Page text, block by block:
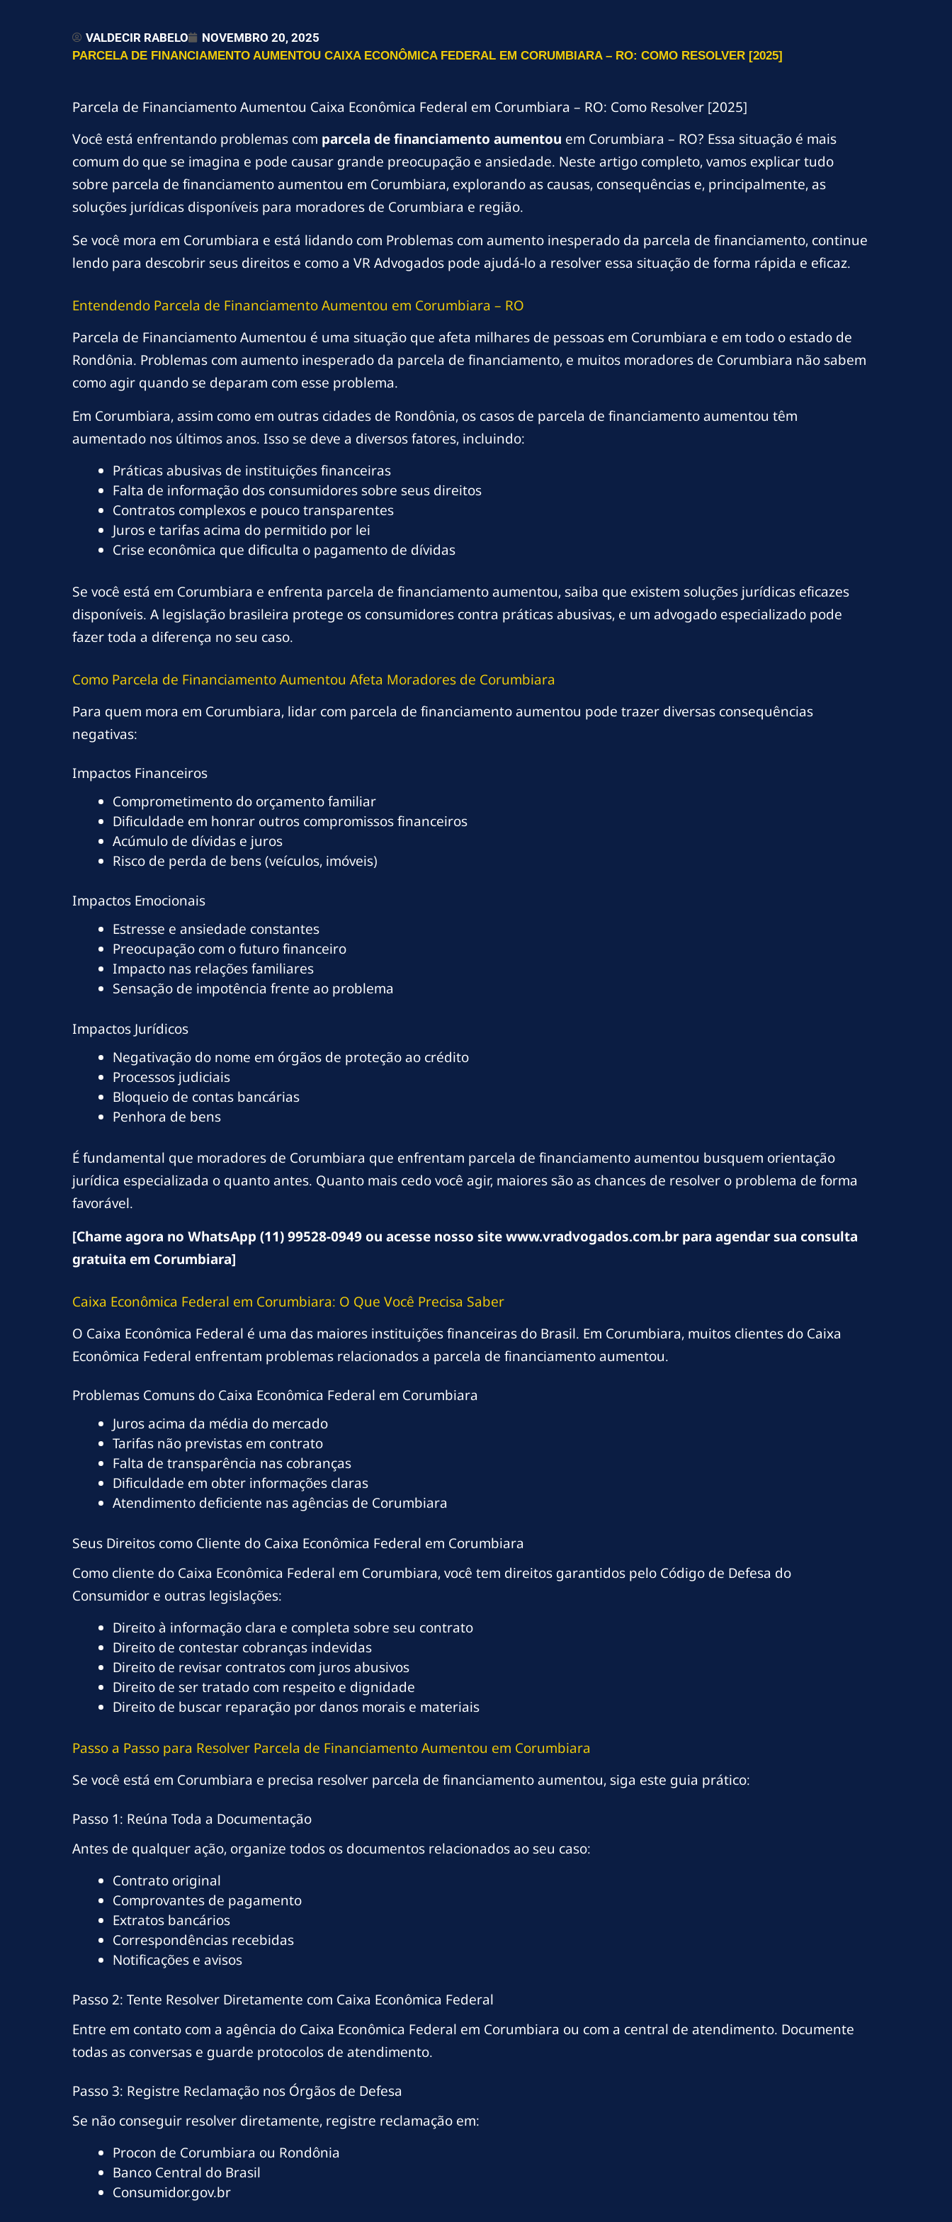
VALDECIR RABELO NOVEMBRO 20, 2025
PARCELA DE FINANCIAMENTO AUMENTOU CAIXA ECONÔMICA FEDERAL EM CORUMBIARA – RO: COMO RESOLVER [2025]
Parcela de Financiamento Aumentou Caixa Econômica Federal em Corumbiara – RO: Como Resolver [2025]
Você está enfrentando problemas com parcela de financiamento aumentou em Corumbiara – RO? Essa situação é mais
comum do que se imagina e pode causar grande preocupação e ansiedade. Neste artigo completo, vamos explicar tudo
sobre parcela de financiamento aumentou em Corumbiara, explorando as causas, consequências e, principalmente, as
soluções jurídicas disponíveis para moradores de Corumbiara e região.
Se você mora em Corumbiara e está lidando com Problemas com aumento inesperado da parcela de financiamento, continue
lendo para descobrir seus direitos e como a VR Advogados pode ajudá-lo a resolver essa situação de forma rápida e eficaz.
Entendendo Parcela de Financiamento Aumentou em Corumbiara – RO
Parcela de Financiamento Aumentou é uma situação que afeta milhares de pessoas em Corumbiara e em todo o estado de
Rondônia. Problemas com aumento inesperado da parcela de financiamento, e muitos moradores de Corumbiara não sabem
como agir quando se deparam com esse problema.
Em Corumbiara, assim como em outras cidades de Rondônia, os casos de parcela de financiamento aumentou têm
aumentado nos últimos anos. Isso se deve a diversos fatores, incluindo:
Práticas abusivas de instituições financeiras
Falta de informação dos consumidores sobre seus direitos
Contratos complexos e pouco transparentes
Juros e tarifas acima do permitido por lei
Crise econômica que dificulta o pagamento de dívidas
Se você está em Corumbiara e enfrenta parcela de financiamento aumentou, saiba que existem soluções jurídicas eficazes
disponíveis. A legislação brasileira protege os consumidores contra práticas abusivas, e um advogado especializado pode
fazer toda a diferença no seu caso.
Como Parcela de Financiamento Aumentou Afeta Moradores de Corumbiara
Para quem mora em Corumbiara, lidar com parcela de financiamento aumentou pode trazer diversas consequências
negativas:
Impactos Financeiros
Comprometimento do orçamento familiar
Dificuldade em honrar outros compromissos financeiros
Acúmulo de dívidas e juros
Risco de perda de bens (veículos, imóveis)
Impactos Emocionais
Estresse e ansiedade constantes
Preocupação com o futuro financeiro
Impacto nas relações familiares
Sensação de impotência frente ao problema
Impactos Jurídicos
Negativação do nome em órgãos de proteção ao crédito
Processos judiciais
Bloqueio de contas bancárias
Penhora de bens
É fundamental que moradores de Corumbiara que enfrentam parcela de financiamento aumentou busquem orientação
jurídica especializada o quanto antes. Quanto mais cedo você agir, maiores são as chances de resolver o problema de forma
favorável.
[Chame agora no WhatsApp (11) 99528-0949 ou acesse nosso site www.vradvogados.com.br para agendar sua consulta
gratuita em Corumbiara]
Caixa Econômica Federal em Corumbiara: O Que Você Precisa Saber
O Caixa Econômica Federal é uma das maiores instituições financeiras do Brasil. Em Corumbiara, muitos clientes do Caixa
Econômica Federal enfrentam problemas relacionados a parcela de financiamento aumentou.
Problemas Comuns do Caixa Econômica Federal em Corumbiara
Juros acima da média do mercado
Tarifas não previstas em contrato
Falta de transparência nas cobranças
Dificuldade em obter informações claras
Atendimento deficiente nas agências de Corumbiara
Seus Direitos como Cliente do Caixa Econômica Federal em Corumbiara
Como cliente do Caixa Econômica Federal em Corumbiara, você tem direitos garantidos pelo Código de Defesa do
Consumidor e outras legislações:
Direito à informação clara e completa sobre seu contrato
Direito de contestar cobranças indevidas
Direito de revisar contratos com juros abusivos
Direito de ser tratado com respeito e dignidade
Direito de buscar reparação por danos morais e materiais
Passo a Passo para Resolver Parcela de Financiamento Aumentou em Corumbiara
Se você está em Corumbiara e precisa resolver parcela de financiamento aumentou, siga este guia prático:
Passo 1: Reúna Toda a Documentação
Antes de qualquer ação, organize todos os documentos relacionados ao seu caso:
Contrato original
Comprovantes de pagamento
Extratos bancários
Correspondências recebidas
Notificações e avisos
Passo 2: Tente Resolver Diretamente com Caixa Econômica Federal
Entre em contato com a agência do Caixa Econômica Federal em Corumbiara ou com a central de atendimento. Documente
todas as conversas e guarde protocolos de atendimento.
Passo 3: Registre Reclamação nos Órgãos de Defesa
Se não conseguir resolver diretamente, registre reclamação em:
Procon de Corumbiara ou Rondônia
Banco Central do Brasil
Consumidor.gov.br